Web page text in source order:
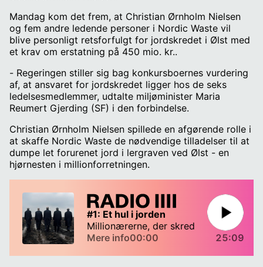
Mandag kom det frem, at Christian Ørnholm Nielsen
og fem andre ledende personer i Nordic Waste vil
blive personligt retsforfulgt for jordskredet i Ølst med
et krav om erstatning på 450 mio. kr..
- Regeringen stiller sig bag konkursboernes vurdering
af, at ansvaret for jordskredet ligger hos de seks
ledelsesmedlemmer, udtalte miljøminister Maria
Reumert Gjerding (SF) i den forbindelse.
Christian Ørnholm Nielsen spillede en afgørende rolle i
at skaffe Nordic Waste de nødvendige tilladelser til at
dumpe let forurenet jord i lergraven ved Ølst - en
hjørnesten i millionforretningen.